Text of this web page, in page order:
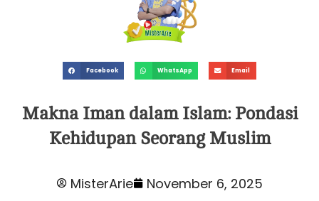
Facebook WhatsApp Email
Makna Iman dalam Islam: Pondasi
Kehidupan Seorang Muslim
MisterArie November 6, 2025